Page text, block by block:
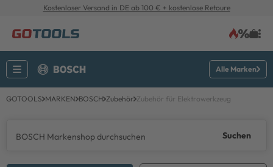
Kostenloser Versand in DE ab 100 € + kostenlose Retoure
Alle Marken
GOTOOLS MARKEN BOSCH Zubehör Zubehör für Elektrowerkzeug
Suchen